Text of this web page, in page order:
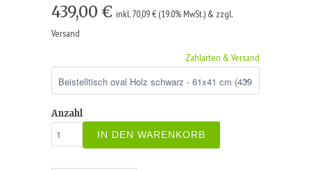
439,00 € inkl. 70,09 € (19.0% MwSt.) & zzgl.
Versand
Zahlarten & Versand
Anzahl
IN DEN WARENKORB